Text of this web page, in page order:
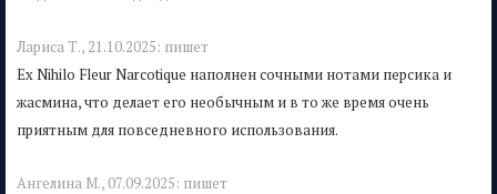
Лариса Т., 21.10.2025: пишет
Ex Nihilo Fleur Narcotique наполнен сочными нотами персика и
жасмина, что делает его необычным и в то же время очень
приятным для повседневного использования.
Ангелина M., 07.09.2025: пишет